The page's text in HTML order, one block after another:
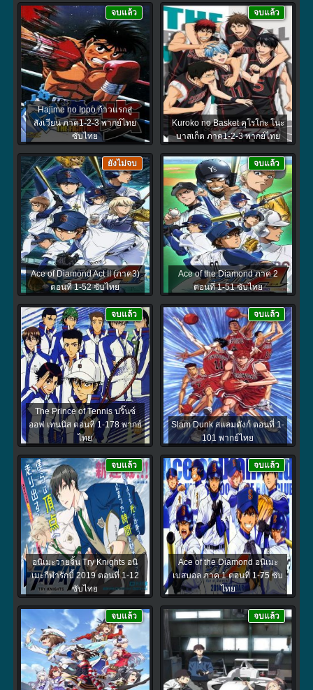
Hajime no Ippo ก้าวแรกสู่
สังเวียน ภาค1-2-3 พากย์ไทย
ซับไทย
จบแล้ว
Kuroko no Basket คุโรโกะ โนะ
บาสเก็ต ภาค1-2-3 พากย์ไทย
จบแล้ว
Ace of Diamond Act II (ภาค3)
ตอนที่ 1-52 ซับไทย
ยังไม่จบ
Ace of the Diamond ภาค 2
ตอนที่ 1-51 ซับไทย
จบแล้ว
The Prince of Tennis ปริ๊นซ์
ออฟ เทนนิส ตอนที่ 1-178 พากย์
ไทย
จบแล้ว
Slam Dunk สแลมดังก์ ตอนที่ 1-
101 พากย์ไทย
จบแล้ว
อนิเมะวายจิ้น Try Knights อนิ
เมะกีฬารักบี้ 2019 ตอนที่ 1-12
ซับไทย
จบแล้ว
Ace of the Diamond อนิเมะ
เบสบอล ภาค 1 ตอนที่ 1-75 ซับ
ไทย
จบแล้ว
จบแล้ว จบแล้ว